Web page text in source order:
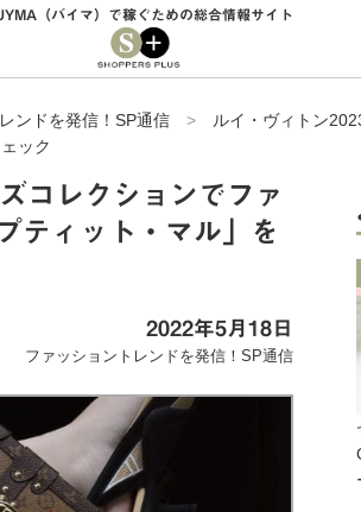
（バイマ）で稼ぐための総合情報サイト
ンドを発信！SP通信 >
ルイ・ヴィトン
ック
コレクションでファ
ティット・マル」を
2022年5月18日
ファッショントレンドを発信！SP通信